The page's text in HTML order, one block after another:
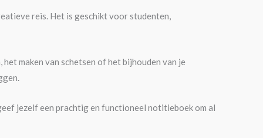
reis. Het is geschikt voor studenten,
maken van schetsen of het bijhouden van je
jezelf een prachtig en functioneel notitieboek om al